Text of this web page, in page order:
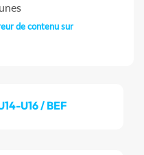
de contenu sur
U16 / BEF